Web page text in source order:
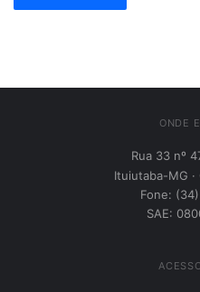
ONDE
Rua 33 nº
Ituiutaba-MG
Fone:
SAE: